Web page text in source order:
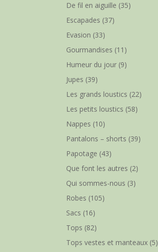
De fil en aiguille (35)
Escapades (37)
Evasion (33)
Gourmandises (11)
Humeur du jour (9)
Jupes (39)
Les grands loustics (22)
Les petits loustics (58)
Nappes (10)
Pantalons – shorts (39)
Papotage (43)
Que font les autres (2)
Qui sommes-nous (3)
Robes (105)
Sacs (16)
Tops (82)
Tops vestes et manteaux (5)